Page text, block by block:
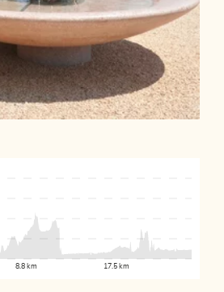
8.8 km 17.5 km